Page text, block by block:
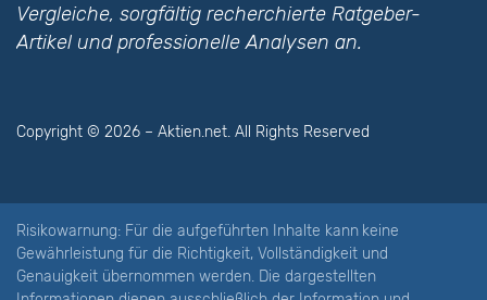
Vergleiche, sorgfältig recherchierte Ratgeber-
Artikel und professionelle Analysen an.
Copyright © 2026 – Aktien.net. All Rights Reserved
Risikowarnung: Für die aufgeführten Inhalte kann keine
Gewährleistung für die Richtigkeit, Vollständigkeit und
Genauigkeit übernommen werden. Die dargestellten